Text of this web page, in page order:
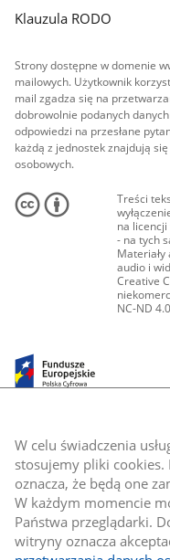
W celu świadczenia
stosujemy pliki
oznacza, że będą one
W każdym momencie
Państwa przeglądarki.
witryny oznacza
Klauzula RODO
Strony dostępne w domenie
mailowych. Użytkownik
mail zgadza się na
dobrowolnie podanych
odpowiedzi na przesłane
każdą z jednostek znajdują
osobowych.
Treści
na
- na tych
audio i
Creative
NC-ND